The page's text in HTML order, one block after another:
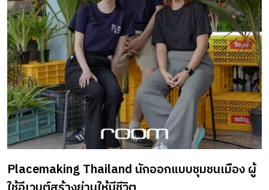
พร้อมกัน ย่านศูนย์กลางธุรกิจที่ไม่ทิ้งพื้นที่ให้ผู้คน ก่อนจะกลาย
มาเป็นย่าน CBD (Central Business District) ที่เราเรียกกันคุ้น
เคย “สาทร” เคยเป็นพื้นที่อยู่อาศัยของชุมชนชาวทวายที่เข้ามา
ตั้งรกรากในสมัยรัชกาลที่ 1 ดังปรากฏชื่อเดิมที่เรียกว่า “บ้าน
ทวาย” ชุมชนที่มีเพียงพื้นที่ที่มีป่ารกและสวน จุดที่ทำให้สาทรเข้า
ใกล้ภาพปัจจุบัน คือการตัดถนนในสมัยรัชกาลที่ 5 ทำให้ความ
เจริญได้ขยายเข้ามาผ่านการกว้านซื้อที่ดินและสร้างบ้านให้ชาว
ต่างชาติและเจ้าสัวผู้มีฐานะทางเศรษฐกิจได้พักอาศัย เนื่องจาก
เป็นย่านที่มีความสงบและคนไม่พลุกพล่าน กลายเป็นจุดเริ่มต้น
การพัฒนาให้สาทรกลายเป็นย่านเศรษฐกิจสำคัญจนตกทอดมา
Placemaking Thailand นักออกแบบชุมชนเมือง ผู้